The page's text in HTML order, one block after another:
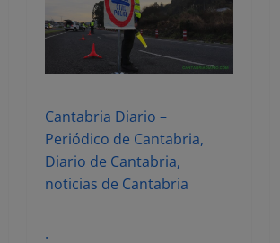
Cantabria Diario –
Periódico de Cantabria,
Diario de Cantabria,
noticias de Cantabria
.